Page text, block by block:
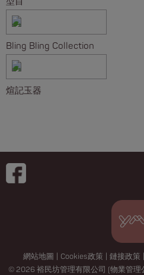
Bling Bling Collection
煊記玉器
網站地圖 Cookies政策 鏈接政策
© 2026 裕民坊管理有限公司 (物業管